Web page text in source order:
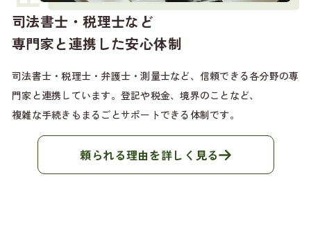
司法書士・税理士など
専門家と連携した安心体制
司法書士・税理士・弁護士・測量士など、信頼できる各分野の専
門家と連携しています。登記や税金、境界のことなど、
複雑な手続きもまるごとサポートできる体制です。
頼られる理由を詳しく見る